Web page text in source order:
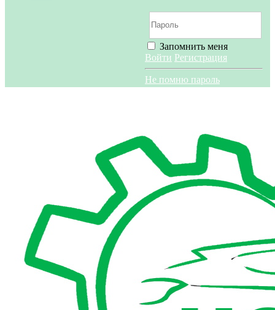
Запомнить меня
Войти Регистрация
Не помню пароль